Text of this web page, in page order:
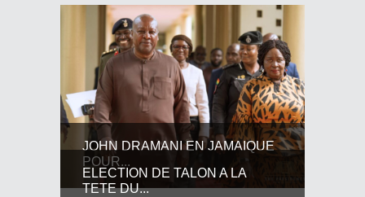
JOHN DRAMANI EN JAMAIQUE
POUR...
ELECTION DE TALON A LA
TETE DU...